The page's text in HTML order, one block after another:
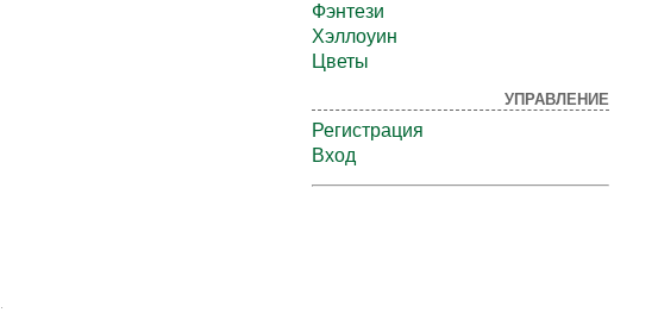
Фэнтези
Хэллоуин
Цветы
УПРАВЛЕНИЕ
Регистрация
Вход